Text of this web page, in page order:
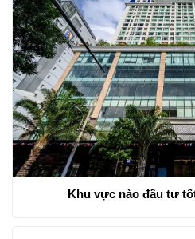
Khu vực nào đầu tư